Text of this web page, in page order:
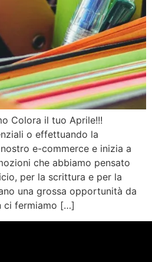
Colora il tuo Aprile!!!
o effettuando la
e-commerce e inizia a
che abbiamo pensato
per la scrittura e per la
una grossa opportunità da
ci fermiamo […]